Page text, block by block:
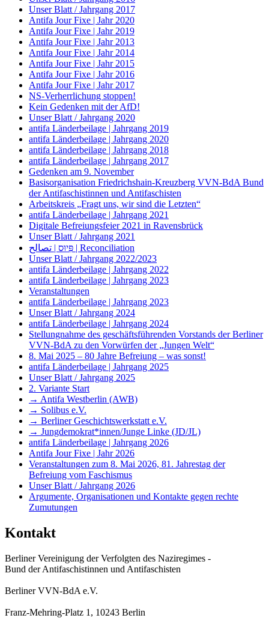
Unser Blatt / Jahrgang 2017
Antifa Jour Fixe | Jahr 2020
Antifa Jour Fixe | Jahr 2019
Antifa Jour Fixe | Jahr 2013
Antifa Jour Fixe | Jahr 2014
Antifa Jour Fixe | Jahr 2015
Antifa Jour Fixe | Jahr 2016
Antifa Jour Fixe | Jahr 2017
NS-Verherrlichung stoppen!
Kein Gedenken mit der AfD!
Unser Blatt / Jahrgang 2020
antifa Länderbeilage | Jahrgang 2019
antifa Länderbeilage | Jahrgang 2020
antifa Länderbeilage | Jahrgang 2018
antifa Länderbeilage | Jahrgang 2017
Gedenken am 9. November
Basisorganisation Friedrichshain-Kreuzberg VVN-BdA Bund
der Antifaschistinnen und Antifaschisten
Arbeitskreis „Fragt uns, wir sind die Letzten“
antifa Länderbeilage | Jahrgang 2021
Digitale Befreiungsfeier 2021 in Ravensbrück
Unser Blatt / Jahrgang 2021
פִּיוּס | تصالح | Reconciliation
Unser Blatt / Jahrgang 2022/2023
antifa Länderbeilage | Jahrgang 2022
antifa Länderbeilage | Jahrgang 2023
Veranstaltungen
antifa Länderbeilage | Jahrgang 2023
Unser Blatt / Jahrgang 2024
antifa Länderbeilage | Jahrgang 2024
Stellungnahme des geschäftsführenden Vorstands der Berliner
VVN-BdA zu den Vorwürfen der „Jungen Welt“
8. Mai 2025 – 80 Jahre Befreiung – was sonst!
antifa Länderbeilage | Jahrgang 2025
Unser Blatt / Jahrgang 2025
2. Variante Start
→ Antifa Westberlin (AWB)
→ Solibus e.V.
→ Berliner Geschichtswerkstatt e.V.
→ Jungdemokrat*innen/Junge Linke (JD/JL)
antifa Länderbeilage | Jahrgang 2026
Antifa Jour Fixe | Jahr 2026
Veranstaltungen zum 8. Mai 2026, 81. Jahrestag der
Befreiung vom Faschismus
Unser Blatt / Jahrgang 2026
Argumente, Organisationen und Kontakte gegen rechte
Zumutungen
Kontakt
Berliner Vereinigung der Verfolgten des Naziregimes -
Bund der Antifaschistinnen und Antifaschisten
Berliner VVN-BdA e.V.
Franz-Mehring-Platz 1, 10243 Berlin